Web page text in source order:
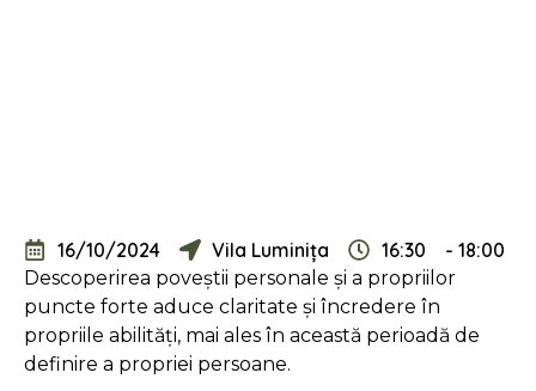
16/10/2024 Vila Luminița 16:30 - 18:00
Descoperirea poveștii personale și a propriilor
puncte forte aduce claritate și încredere în
propriile abilități, mai ales în această perioadă de
definire a propriei persoane.